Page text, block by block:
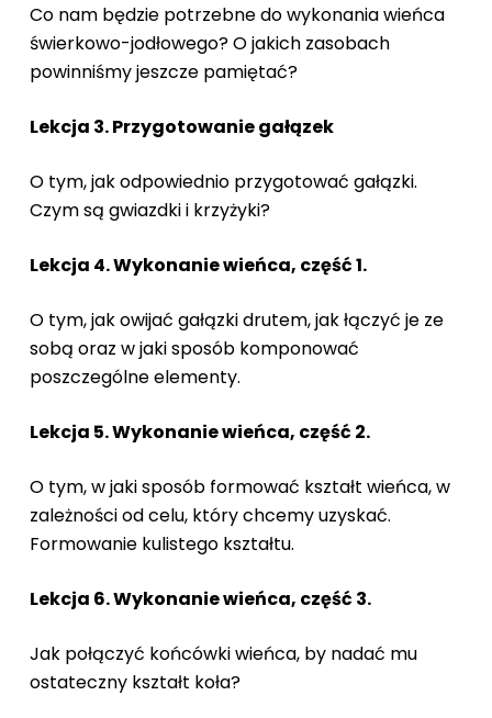
Co nam będzie potrzebne do wykonania wieńca
świerkowo-jodłowego? O jakich zasobach
powinniśmy jeszcze pamiętać?
Lekcja 3. Przygotowanie gałązek
O tym, jak odpowiednio przygotować gałązki.
Czym są gwiazdki i krzyżyki?
Lekcja 4. Wykonanie wieńca, część 1.
O tym, jak owijać gałązki drutem, jak łączyć je ze
sobą oraz w jaki sposób komponować
poszczególne elementy.
Lekcja 5. Wykonanie wieńca, część 2.
O tym, w jaki sposób formować kształt wieńca, w
zależności od celu, który chcemy uzyskać.
Formowanie kulistego kształtu.
Lekcja 6. Wykonanie wieńca, część 3.
Jak połączyć końcówki wieńca, by nadać mu
ostateczny kształt koła?